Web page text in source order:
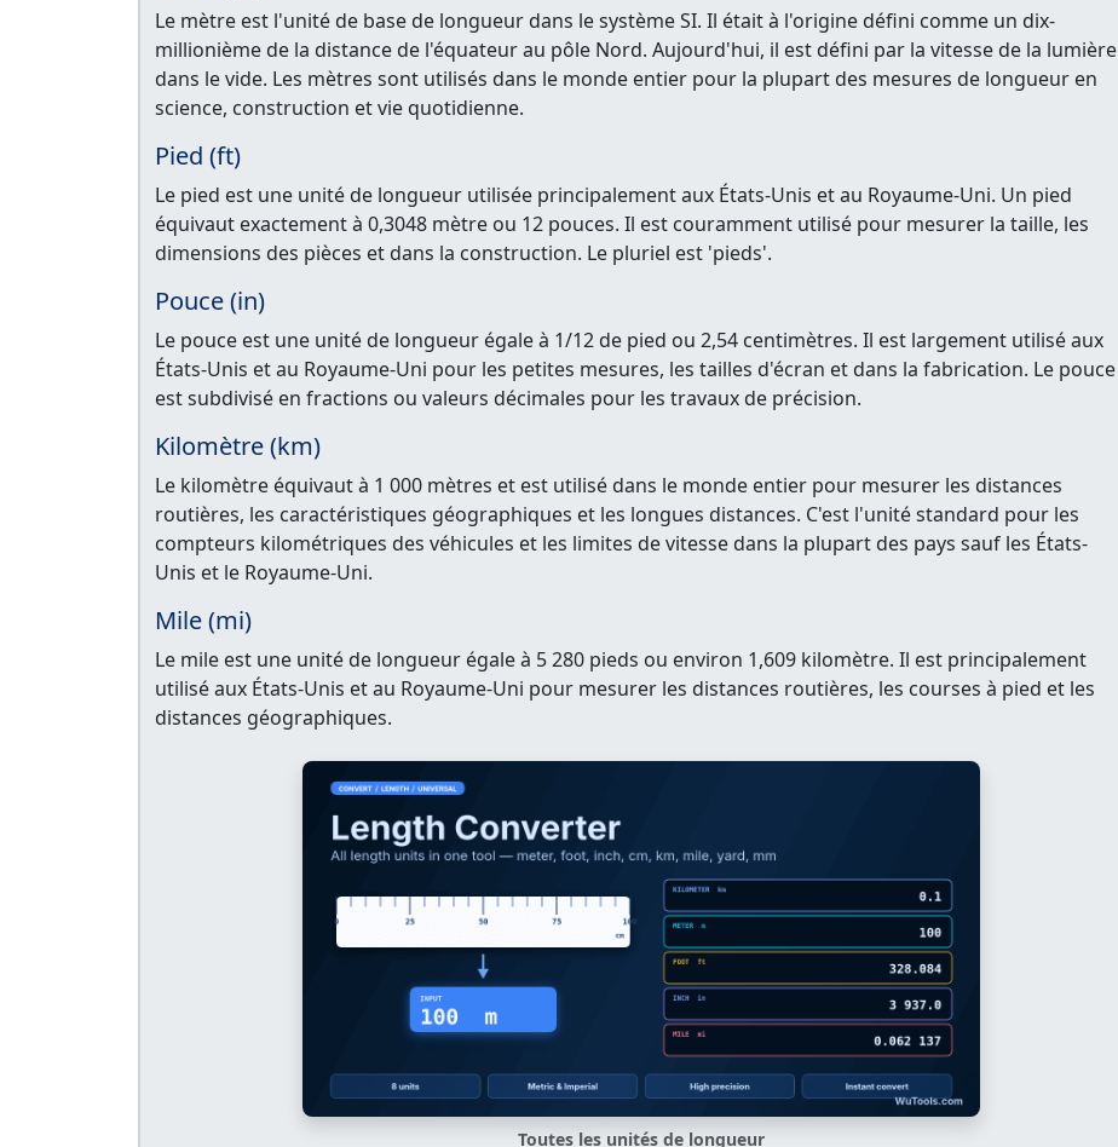
Le mètre est l'unité de base de longueur dans le système SI. Il était à l'origine défini comme un dix-
millionième de la distance de l'équateur au pôle Nord. Aujourd'hui, il est défini par la vitesse de la lumière
dans le vide. Les mètres sont utilisés dans le monde entier pour la plupart des mesures de longueur en
science, construction et vie quotidienne.
Pied (ft)
Le pied est une unité de longueur utilisée principalement aux États-Unis et au Royaume-Uni. Un pied
équivaut exactement à 0,3048 mètre ou 12 pouces. Il est couramment utilisé pour mesurer la taille, les
dimensions des pièces et dans la construction. Le pluriel est 'pieds'.
Pouce (in)
Le pouce est une unité de longueur égale à 1/12 de pied ou 2,54 centimètres. Il est largement utilisé aux
États-Unis et au Royaume-Uni pour les petites mesures, les tailles d'écran et dans la fabrication. Le pouce
est subdivisé en fractions ou valeurs décimales pour les travaux de précision.
Kilomètre (km)
Le kilomètre équivaut à 1 000 mètres et est utilisé dans le monde entier pour mesurer les distances
routières, les caractéristiques géographiques et les longues distances. C'est l'unité standard pour les
compteurs kilométriques des véhicules et les limites de vitesse dans la plupart des pays sauf les États-
Unis et le Royaume-Uni.
Mile (mi)
Le mile est une unité de longueur égale à 5 280 pieds ou environ 1,609 kilomètre. Il est principalement
utilisé aux États-Unis et au Royaume-Uni pour mesurer les distances routières, les courses à pied et les
distances géographiques.
Toutes les unités de longueur